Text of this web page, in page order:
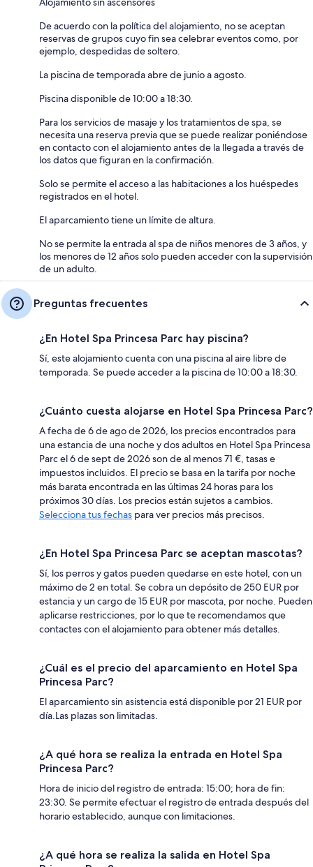
De acuerdo con la política del alojamiento, no se aceptan
reservas de grupos cuyo fin sea celebrar eventos como, por
ejemplo, despedidas de soltero.
La piscina de temporada abre de junio a agosto.
Piscina disponible de 10:00 a 18:30.
Para los servicios de masaje y los tratamientos de spa, se
necesita una reserva previa que se puede realizar poniéndose
en contacto con el alojamiento antes de la llegada a través de
los datos que figuran en la confirmación.
Solo se permite el acceso a las habitaciones a los huéspedes
registrados en el hotel.
El aparcamiento tiene un límite de altura.
No se permite la entrada al spa de niños menores de 3 años, y
los menores de 12 años solo pueden acceder con la supervisión
de un adulto.
Preguntas frecuentes
¿En Hotel Spa Princesa Parc hay piscina?
Sí, este alojamiento cuenta con una piscina al aire libre de
temporada. Se puede acceder a la piscina de 10:00 a 18:30.
¿Cuánto cuesta alojarse en Hotel Spa Princesa Parc?
A fecha de 6 de ago de 2026, los precios encontrados para
una estancia de una noche y dos adultos en Hotel Spa Princesa
Parc el 6 de sept de 2026 son de al menos 71 €, tasas e
impuestos incluidos. El precio se basa en la tarifa por noche
más barata encontrada en las últimas 24 horas para los
próximos 30 días. Los precios están sujetos a cambios.
Selecciona tus fechas para ver precios más precisos.
¿En Hotel Spa Princesa Parc se aceptan mascotas?
Sí, los perros y gatos pueden quedarse en este hotel, con un
máximo de 2 en total. Se cobra un depósito de 250 EUR por
estancia y un cargo de 15 EUR por mascota, por noche. Pueden
aplicarse restricciones, por lo que te recomendamos que
contactes con el alojamiento para obtener más detalles.
¿Cuál es el precio del aparcamiento en Hotel Spa
Princesa Parc?
El aparcamiento sin asistencia está disponible por 21 EUR por
día.Las plazas son limitadas.
¿A qué hora se realiza la entrada en Hotel Spa
Princesa Parc?
Hora de inicio del registro de entrada: 15:00; hora de fin:
23:30. Se permite efectuar el registro de entrada después del
horario establecido, aunque con limitaciones.
¿A qué hora se realiza la salida en Hotel Spa